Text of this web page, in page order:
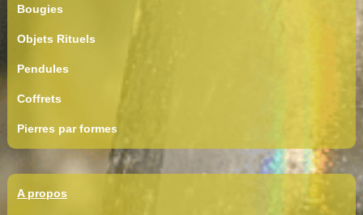
Bougies
Objets Rituels
Pendules
Coffrets
Pierres par formes
A propos